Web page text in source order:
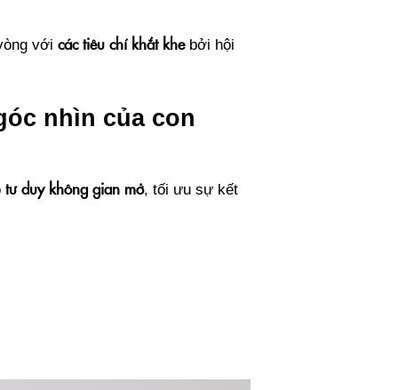
vớicác tiêu chí khắt khebởi hội
nhìn của con
tư duy không gian mở, tối ưu sự kết